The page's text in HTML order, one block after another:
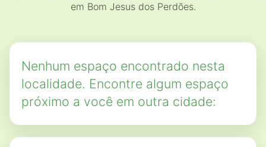
em Bom Jesus dos Perdões.
Nenhum espaço encontrado nesta
localidade. Encontre algum espaço
próximo a você em outra cidade: